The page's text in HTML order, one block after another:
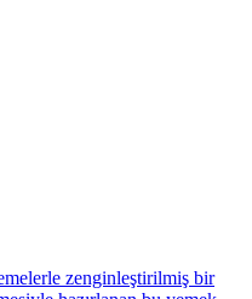
zenginleştirilmiş bir